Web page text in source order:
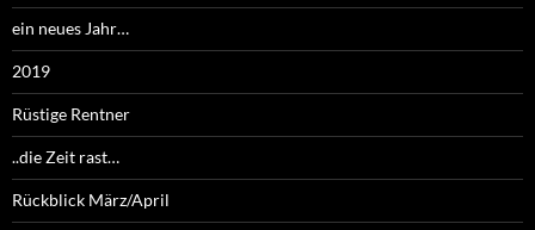
ein neues Jahr…
2019
Rüstige Rentner
..die Zeit rast…
Rückblick März/April